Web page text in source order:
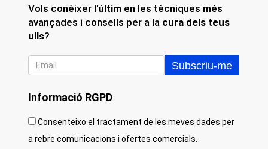
Vols conèixer l'últim en les tècniques més
avançades i consells per a la cura dels teus
ulls?
Informació RGPD
Consenteixo el tractament de les meves dades per
a rebre comunicacions i ofertes comercials.